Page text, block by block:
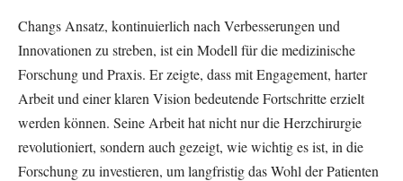
Changs Ansatz, kontinuierlich nach Verbesserungen und
Innovationen zu streben, ist ein Modell für die medizinische
Forschung und Praxis. Er zeigte, dass mit Engagement, harter
Arbeit und einer klaren Vision bedeutende Fortschritte erzielt
werden können. Seine Arbeit hat nicht nur die Herzchirurgie
revolutioniert, sondern auch gezeigt, wie wichtig es ist, in die
Forschung zu investieren, um langfristig das Wohl der Patienten